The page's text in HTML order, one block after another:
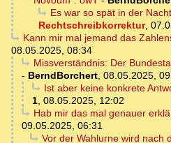
Es war so spät in der
Rechtschreibkorrektur,
Kann mir mal jemand das
08.05.2025, 08:34
Missverständnis: Der
- BerndBorchert, 08.05.2025,
Ist aber keine konkrete
1, 08.05.2025, 12:02
Hab mir das mal genauer
09.05.2025, 06:31
Vor der Wahlurne wird nach